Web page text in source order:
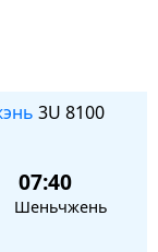
3U 8100
07:40
Шеньчжень